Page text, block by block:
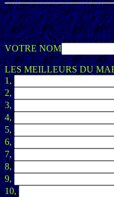
VOTRE NOM
LES MEILLEURS DU
1,
2,
3,
4,
5,
6,
7,
8,
9,
10,